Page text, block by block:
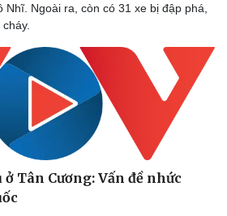
Ô tô - Xe máy
Ô tô
Xe máy
Tư vấn
Nhĩ. Ngoài ra, còn có 31 xe bị đập phá,
Tân Cương: Vấn đề nhức